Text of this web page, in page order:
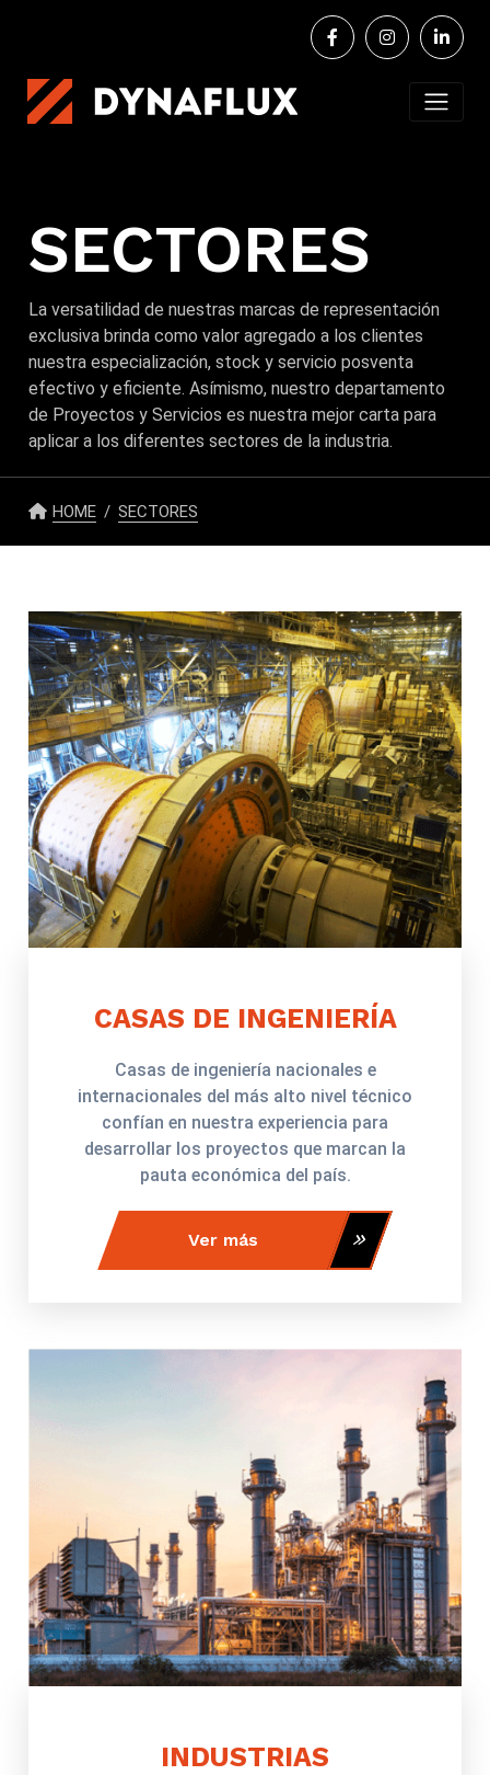
SECTORES
La versatilidad de nuestras marcas de representación
exclusiva brinda como valor agregado a los clientes
nuestra especialización, stock y servicio posventa
efectivo y eficiente. Asímismo, nuestro departamento
de Proyectos y Servicios es nuestra mejor carta para
aplicar a los diferentes sectores de la industria.
HOME SECTORES
CASAS DE INGENIERÍA
Casas de ingeniería nacionales e
internacionales del más alto nivel técnico
confían en nuestra experiencia para
desarrollar los proyectos que marcan la
pauta económica del país.
Ver más
INDUSTRIAS